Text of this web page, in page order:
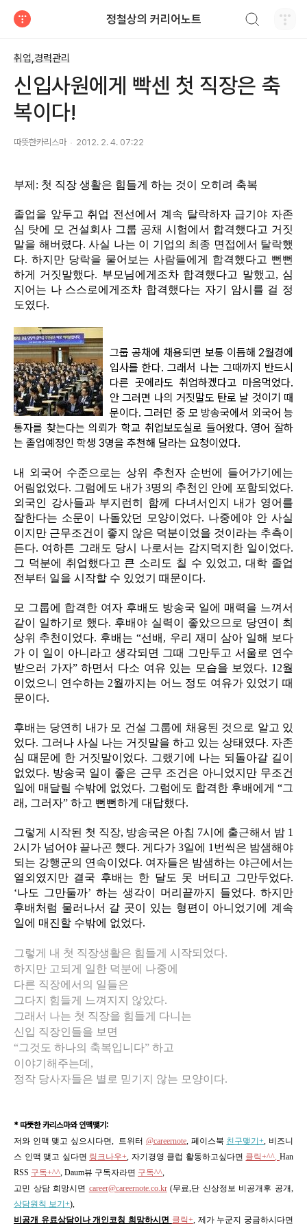
정철상의 커리어노트
취업,경력관리
신입사원에게 빡센 첫 직장은 축
복이다!
따뜻한카리스마 2012. 2. 4. 07:22
부제: 첫 직장 생활은 힘들게 하는 것이 오히려 축복
졸업을 앞두고 취업 전선에서 계속 탈락하자 급기야 자존
심 탓에 모 건설회사 그룹 공채 시험에서 합격했다고 거짓
말을 해버렸다. 사실 나는 이 기업의 최종 면접에서 탈락했
다. 하지만 당락을 물어보는 사람들에게 합격했다고 뻔뻔
하게 거짓말했다. 부모님에게조차 합격했다고 말했고, 심
지어는 나 스스로에게조차 합격했다는 자기 암시를 걸 정
도였다.
그룹 공채에 채용되면 보통 이듬해 2월경에
입사를 한다. 그래서 나는 그때까지 반드시
다른 곳에라도 취업하겠다고 마음먹었다.
안 그러면 나의 거짓말도 탄로 날 것이기 때
문이다. 그러던 중 모 방송국에서 외국어 능
통자를 찾는다는 의뢰가 학교 취업보도실로 들어왔다. 영어 잘하
는 졸업예정인 학생 3명을 추천해 달라는 요청이었다.
내 외국어 수준으로는 상위 추천자 순번에 들어가기에는
어림없었다. 그럼에도 내가 3명의 추천인 안에 포함되었다.
외국인 강사들과 부지런히 함께 다녀서인지 내가 영어를
잘한다는 소문이 나돌았던 모양이었다. 나중에야 안 사실
이지만 근무조건이 좋지 않은 덕분이었을 것이라는 추측이
든다. 여하튼 그래도 당시 나로서는 감지덕지한 일이었다.
그 덕분에 취업했다고 큰 소리도 칠 수 있었고, 대학 졸업
전부터 일을 시작할 수 있었기 때문이다.
모 그룹에 합격한 여자 후배도 방송국 일에 매력을 느껴서
같이 일하기로 했다. 후배야 실력이 좋았으므로 당연이 최
상위 추천이었다. 후배는 “선배, 우리 재미 삼아 일해 보다
가 이 일이 아니라고 생각되면 그때 그만두고 서울로 연수
받으러 가자” 하면서 다소 여유 있는 모습을 보였다. 12월
이었으니 연수하는 2월까지는 어느 정도 여유가 있었기 때
문이다.
후배는 당연히 내가 모 건설 그룹에 채용된 것으로 알고 있
었다. 그러나 사실 나는 거짓말을 하고 있는 상태였다. 자존
심 때문에 한 거짓말이었다. 그랬기에 나는 되돌아갈 길이
없었다. 방송국 일이 좋은 근무 조건은 아니었지만 무조건
일에 매달릴 수밖에 없었다. 그럼에도 합격한 후배에게 “그
래, 그러자” 하고 뻔뻔하게 대답했다.
그렇게 시작된 첫 직장, 방송국은 아침 7시에 출근해서 밤 1
2시가 넘어야 끝나곤 했다. 게다가 3일에 1번씩은 밤샘해야
되는 강행군의 연속이었다. 여자들은 밤샘하는 야근에서는
열외였지만 결국 후배는 한 달도 못 버티고 그만두었다.
‘나도 그만둘까’ 하는 생각이 머리끝까지 들었다. 하지만
후배처럼 물러나서 갈 곳이 있는 형편이 아니었기에 계속
일에 매진할 수밖에 없었다.
그렇게 내 첫 직장생활은 힘들게 시작되었다.
하지만 고되게 일한 덕분에 나중에
다른 직장에서의 일들은
그다지 힘들게 느껴지지 않았다.
그래서 나는 첫 직장을 힘들게 다니는
신입 직장인들을 보면
“그것도 하나의 축복입니다” 하고
이야기해주는데,
정작 당사자들은 별로 믿기지 않는 모양이다.
* 따뜻한 카리스마와 인맥맺기:
저와 인맥 맺고 싶으시다면, 트위터 @careernote, 페이스북 친구맺기+, 비즈니
스 인맥 맺고 싶다면 링크나우+, 자기경영 클럽 활동하고싶다면 클릭+^^,Han
RSS 구독+^^, Daum뷰 구독자라면 구독^^,
고민 상담 희망시면 career@careernote.co.kr(무료,단 신상정보 비공개후 공개,
상담원칙 보기+),
비공개 유료상담이나 개인코칭 희망하시면 클릭+, 제가 누군지 궁금하시다면